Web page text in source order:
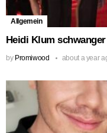
Allgemein
Heidi Klum
by Promiwood about a year